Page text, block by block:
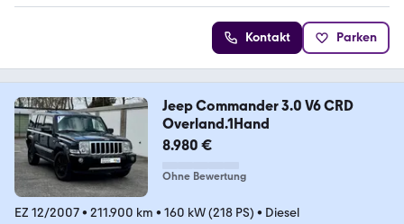
Kontakt Parken
Jeep Commander 3.0 V6 CRD
Overland.1Hand
8.980 €
Ohne Bewertung
EZ 12/2007• 211.900 km • 160 kW (218 PS) • Diesel